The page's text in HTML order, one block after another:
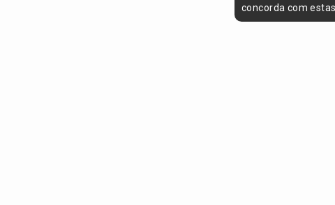
concorda com